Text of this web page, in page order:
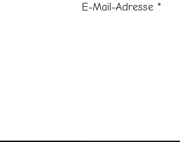
E-Mail-Adresse *